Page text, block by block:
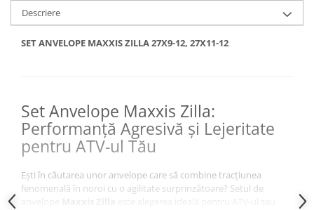
CALCULATOR SERVO
Carcasa bord
CDI
Rotor
Senzori
Sigurante
Statoare
Termostate
Genunchiere
Husa
Protectii D3O
Touring
Vesta
Descriere
SET ANVELOPE MAXXIS ZILLA 27X9-12, 27X11-12
Set Anvelope Maxxis Zilla:
Performanță Agresivă și Lejeritate
pentru ATV-ul Tău
Ești în căutarea unor anvelope care să combine tracțiunea
fenomenală în noroi cu o agilitate surprinzătoare? Setul de